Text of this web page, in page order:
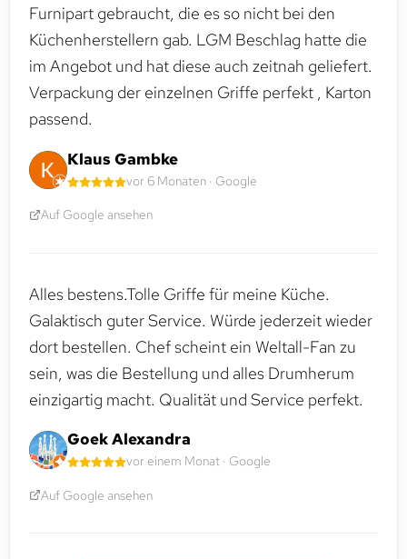
Furnipart gebraucht, die es so nicht bei den
Küchenherstellern gab. LGM Beschlag hatte die
im Angebot und hat diese auch zeitnah geliefert.
Verpackung der einzelnen Griffe perfekt , Karton
passend.
Klaus Gambke
vor 6 Monaten · Google
Auf Google ansehen
Alles bestens.Tolle Griffe für meine Küche.
Galaktisch guter Service. Würde jederzeit wieder
dort bestellen. Chef scheint ein Weltall-Fan zu
sein, was die Bestellung und alles Drumherum
einzigartig macht. Qualität und Service perfekt.
Goek Alexandra
vor einem Monat · Google
Auf Google ansehen